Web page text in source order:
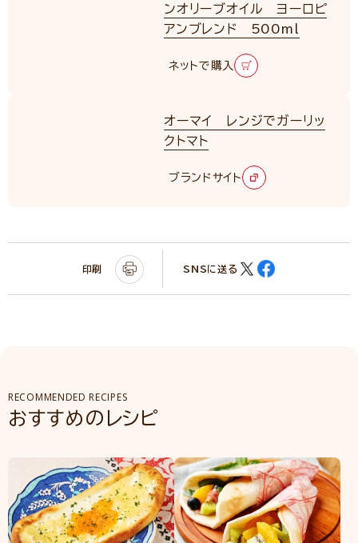
ンオリーブオイル ヨーロピ
アンブレンド 500ml
ネットで購入
オーマイ レンジでガーリッ
クトマト
ブランドサイト
印刷 SNSに送る
RECOMMENDED RECIPES
おすすめのレシピ